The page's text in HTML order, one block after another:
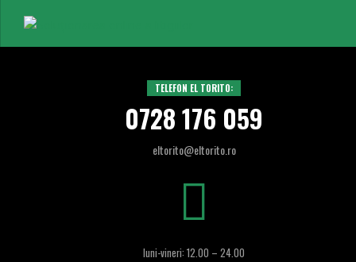
TELEFON EL TORITO:
0728 176 059
eltorito@eltorito.ro
luni-vineri: 12.00 – 24.00